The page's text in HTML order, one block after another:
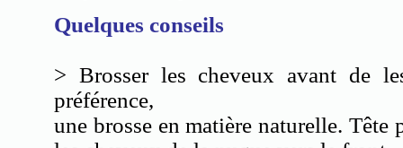
Quelques conseils
> Brosser les cheveux avant de
préférence,
une brosse en matière naturelle. Tête